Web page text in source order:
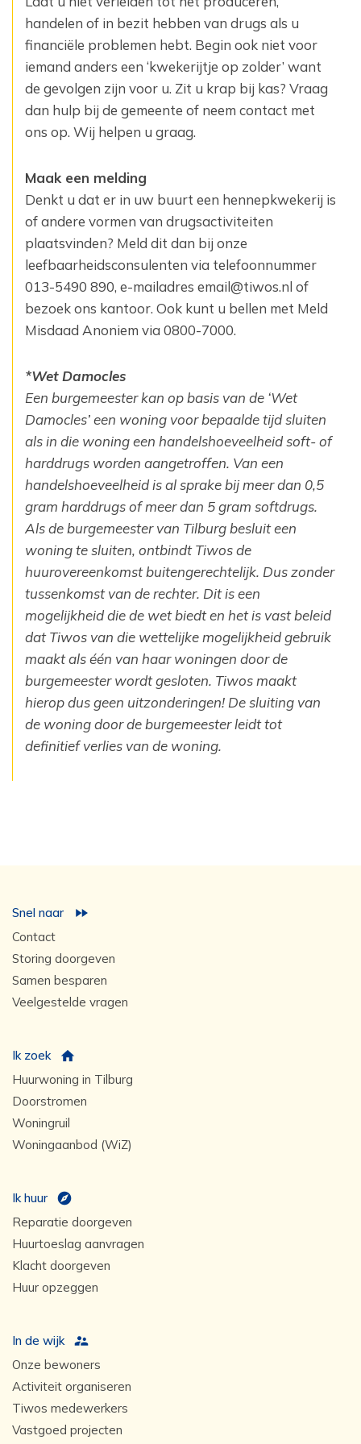
handelen of in bezit hebben van drugs als u
‎financiële problemen hebt. Begin ook niet voor
iemand anders een ‘kwekerijtje op zolder’ ‎want
de gevolgen zijn voor u. Zit u krap bij kas? Vraag
dan hulp bij de gemeente of neem contact met
ons op. Wij ‎helpen u graag.‎
Maak een melding
Denkt u dat er in uw buurt een hennepkwekerij is
of andere vormen van drugsactiviteiten
‎plaatsvinden? Meld dit dan bij onze
leefbaarheidsconsulenten via telefoonnummer
013-5490 ‎‎890, e-mailadres email@tiwos.nl of
bezoek ons kantoor. Ook kunt u bellen met Meld
‎Misdaad Anoniem via 0800-7000.
*Wet Damocles
Een burgemeester kan op basis van de ‘Wet
Damocles’ een woning voor bepaalde tijd sluiten
‎als in die woning een handelshoeveelheid soft- of
harddrugs worden aangetroffen. Van een
‎handelshoeveelheid is al sprake bij meer dan 0,5
gram harddrugs of meer dan 5 gram ‎softdrugs.
Als de burgemeester van Tilburg besluit een
woning te sluiten, ontbindt Tiwos de
‎huurovereenkomst buitengerechtelijk. Dus zonder
tussenkomst van de rechter. Dit is een
mogelijkheid die de wet biedt en het is vast beleid
dat Tiwos van die wettelijke mogelijkheid gebruik
maakt als één van haar woningen door de
burgemeester wordt gesloten. Tiwos maakt
hierop dus geen uitzonderingen! De sluiting ‎van
de woning door de burgemeester leidt tot
definitief verlies van de woning.‎
Snel naar
Contact
Storing doorgeven
Samen besparen
Veelgestelde vragen
Ik zoek
Huurwoning in Tilburg
Doorstromen
Woningruil
Woningaanbod (WiZ)
Ik huur
Reparatie doorgeven
Huurtoeslag aanvragen
Klacht doorgeven
Huur opzeggen
In de wijk
Onze bewoners
Activiteit organiseren
Tiwos medewerkers
Vastgoed projecten